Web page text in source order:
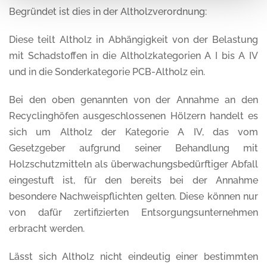
Begründet ist dies in der Altholzverordnung:
Diese teilt Altholz in Abhängigkeit von der Belastung
mit Schadstoffen in die Altholzkategorien A I bis A IV
und in die Sonderkategorie PCB-Altholz ein.
Bei den oben genannten von der Annahme an den
Recyclinghöfen ausgeschlossenen Hölzern handelt es
sich um Altholz der Kategorie A IV, das vom
Gesetzgeber aufgrund seiner Behandlung mit
Holzschutzmitteln als überwachungsbedürftiger Abfall
eingestuft ist, für den bereits bei der Annahme
besondere Nachweispflichten gelten. Diese können nur
von dafür zertifizierten Entsorgungsunternehmen
erbracht werden.
Lässt sich Altholz nicht eindeutig einer bestimmten